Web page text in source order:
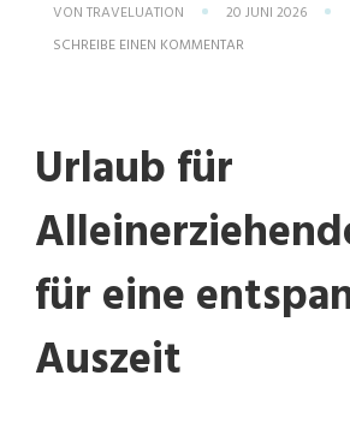
VON TRAVELUATION
20 JUNI 2026
SCHREIBE EINEN KOMMENTAR
Urlaub für
für eine
Auszeit